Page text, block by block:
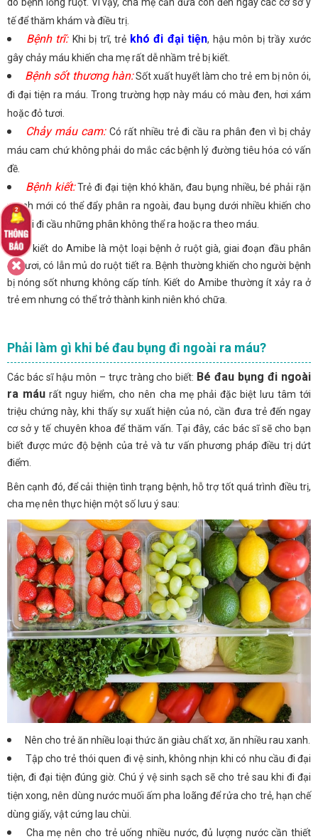
do bệnh lồng ruột. Vì vậy, cha mẹ cần đưa con đến ngay các cơ sở y
tế để thăm khám và điều trị.
Bệnh trĩ: Khi bị trĩ, trẻ khó đi đại tiện, hậu môn bị trầy xước
gây chảy máu khiến cha mẹ rất dễ nhầm trẻ bị kiết.
Bệnh sốt thương hàn:Sốt xuất huyết làm cho trẻ em bị nôn ói,
đi đại tiện ra máu. Trong trường hợp này máu có màu đen, hơi xám
hoặc đỏ tươi.
Chảy máu cam:Có rất nhiều trẻ đi cầu ra phân đen vì bị chảy
máu cam chứ không phải do mắc các bệnh lý đường tiêu hóa có vấn
đề.
Bệnh kiết:Trẻ đi đại tiện khó khăn, đau bụng nhiều, bé phải rặn
mạnh mới có thể đẩy phân ra ngoài, đau bụng dưới nhiều khiến cho
bé đòi đi cầu những phân không thể ra hoặc ra theo máu.
Bệnh kiết do Amibe là một loại bệnh ở ruột già, giai đoạn đầu phân
đỏ tươi, có lẫn mủ do ruột tiết ra. Bệnh thường khiến cho người bệnh
bị nóng sốt nhưng không cấp tính. Kiết do Amibe thường ít xảy ra ở
trẻ em nhưng có thể trở thành kinh niên khó chữa.
Phải làm gì khi bé đau bụng đi ngoài ra máu?
Các bác sĩ hậu môn – trực tràng cho biết: Bé đau bụng đi ngoài
ra máu rất nguy hiểm, cho nên cha mẹ phải đặc biệt lưu tâm tới
triệu chứng này, khi thấy sự xuất hiện của nó, cần đưa trẻ đến ngay
cơ sở y tế chuyên khoa để thăm vấn. Tại đây, các bác sĩ sẽ cho bạn
biết được mức độ bệnh của trẻ và tư vấn phương pháp điều trị dứt
điểm.
Bên cạnh đó, để cải thiện tình trạng bệnh, hỗ trợ tốt quá trình điều trị,
cha mẹ nên thực hiện một số lưu ý sau:
Nên cho trẻ ăn nhiều loại thức ăn giàu chất xơ, ăn nhiều rau xanh.
Tập cho trẻ thói quen đi vệ sinh, không nhịn khi có nhu cầu đi đại
tiện, đi đại tiện đúng giờ. Chú ý vệ sinh sạch sẽ cho trẻ sau khi đi đại
tiện xong, nên dùng nước muối ấm pha loãng để rửa cho trẻ, hạn chế
dùng giấy, vật cứng lau chùi.
Cha mẹ nên cho trẻ uống nhiều nước, đủ lượng nước cần thiết